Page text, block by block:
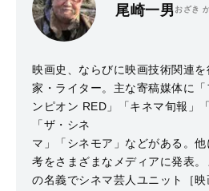
尾崎一男おざき
映画史、ならびに映画技術関連
家・ライター。主な寄稿媒体に
ンピオン RED」「キネマ旬報」
「ザ・シネ
マ」「シネモア」などがある。
考をさまざまなメディアに発表。
の名義でシネマ芸人ユニット［